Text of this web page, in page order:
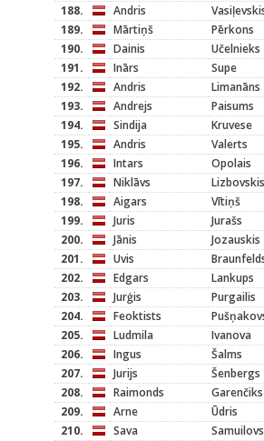
188.
Andris
189.
Mārtiņš Pērkons
190.
Dainis Učelnieks
191.
Inārs Supe
192.
Andris Limanāns
193.
Andrejs Paisums
194.
Sindija Kruvese
195.
Andris Valerts
196.
Intars Opolais
197.
Niklāvs Lizbovskis
198.
Aigars
Vītiņš
199.
Juris
Jurašs
200.
Jānis
Jozauskis
201.
Uvis
202.
Edgars Lankups
203.
Jurģis Purgailis
204.
Feoktists
205.
Ludmila Ivanova
206.
Ingus
Šalms
207.
Jurijs
Šenbergs
208.
Raimonds Garenčiks
209.
Arne Ūdris
210.
Sava
Samuilovs